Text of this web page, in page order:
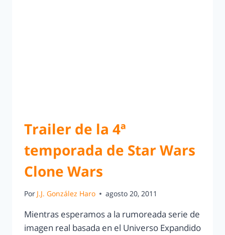
Trailer de la 4ª
temporada de Star Wars
Clone Wars
Por J.J. González Haro agosto 20, 2011
Mientras esperamos a la rumoreada serie de
imagen real basada en el Universo Expandido